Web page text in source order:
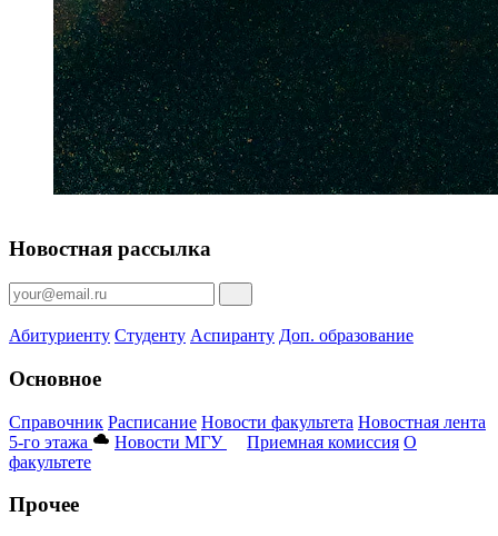
Новостная рассылка
Абитуриенту Студенту Аспиранту Доп. образование
Основное
Справочник Расписание Новости факультета Новостная лента
5-го этажа
Новости МГУ Приемная комиссия О
факультете
Прочее